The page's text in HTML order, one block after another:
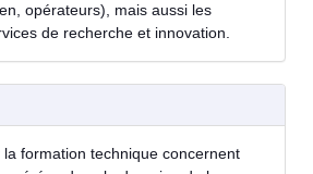
opérateurs), mais aussi les
de recherche et innovation.
formation technique concernent